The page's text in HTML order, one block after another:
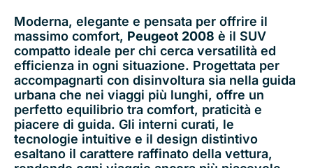
Moderna, elegante e pensata per offrire il
massimo comfort, Peugeot 2008 è il SUV
compatto ideale per chi cerca versatilità ed
efficienza in ogni situazione. Progettata per
accompagnarti con disinvoltura sia nella guida
urbana che nei viaggi più lunghi, offre un
perfetto equilibrio tra comfort, praticità e
piacere di guida. Gli interni curati, le
tecnologie intuitive e il design distintivo
esaltano il carattere raffinato della vettura,